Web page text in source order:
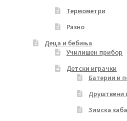
Термометри
Разно
Деца и бебиња
Училишен прибор
Детски играчки
Батерии и
Друштвени
Зимска